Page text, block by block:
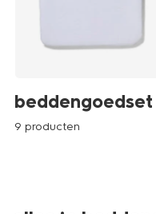
9 producten